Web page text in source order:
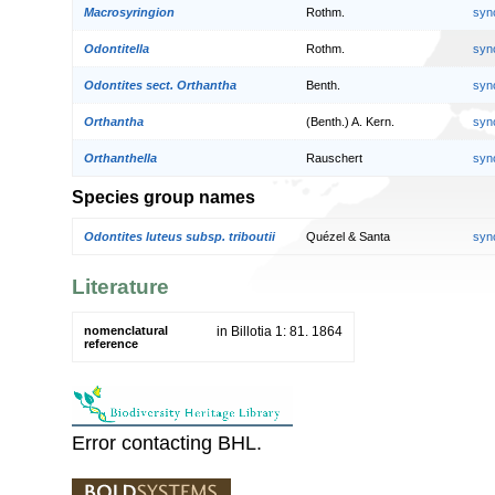
Macrosyringion Rothm.
Odontitella Rothm.
Odontites sect. Orthantha Benth.
Orthantha (Benth.) A. Kern.
Orthanthella Rauschert
Species group names
Odontites luteus subsp. triboutii Quézel & Santa
Literature
nomenclatural
reference
in Billotia 1: 81. 1864
Error contacting BHL.